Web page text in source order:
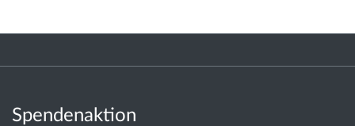
Spendenaktion